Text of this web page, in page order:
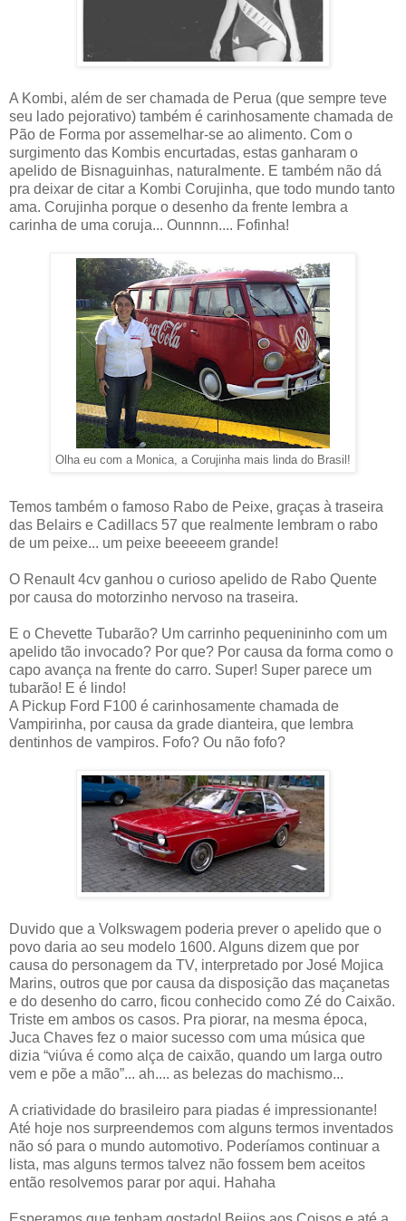
A Kombi, além de ser chamada de Perua (que sempre teve
seu lado pejorativo) também é carinhosamente chamada de
Pão de Forma por assemelhar-se ao alimento. Com o
surgimento das Kombis encurtadas, estas ganharam o
apelido de Bisnaguinhas, naturalmente. E também não dá
pra deixar de citar a Kombi Corujinha, que todo mundo tanto
ama. Corujinha porque o desenho da frente lembra a
carinha de uma coruja... Ounnnn.... Fofinha!
Olha eu com a Monica, a Corujinha mais linda do Brasil!
Temos também o famoso Rabo de Peixe, graças à traseira
das Belairs e Cadillacs 57 que realmente lembram o rabo
de um peixe... um peixe beeeeem grande!
O Renault 4cv ganhou o curioso apelido de Rabo Quente
por causa do motorzinho nervoso na traseira.
E o Chevette Tubarão? Um carrinho pequenininho com um
apelido tão invocado? Por que? Por causa da forma como o
capo avança na frente do carro. Super! Super parece um
tubarão! E é lindo!
A Pickup Ford F100 é carinhosamente chamada de
Vampirinha, por causa da grade dianteira, que lembra
dentinhos de vampiros. Fofo? Ou não fofo?
Duvido que a Volkswagem poderia prever o apelido que o
povo daria ao seu modelo 1600. Alguns dizem que por
causa do personagem da TV, interpretado por José Mojica
Marins, outros que por causa da disposição das maçanetas
e do desenho do carro, ficou conhecido como Zé do Caixão.
Triste em ambos os casos. Pra piorar, na mesma época,
Juca Chaves fez o maior sucesso com uma música que
dizia “viúva é como alça de caixão, quando um larga outro
vem e põe a mão”... ah.... as belezas do machismo...
A criatividade do brasileiro para piadas é impressionante!
Até hoje nos surpreendemos com alguns termos inventados
não só para o mundo automotivo. Poderíamos continuar a
lista, mas alguns termos talvez não fossem bem aceitos
então resolvemos parar por aqui. Hahaha